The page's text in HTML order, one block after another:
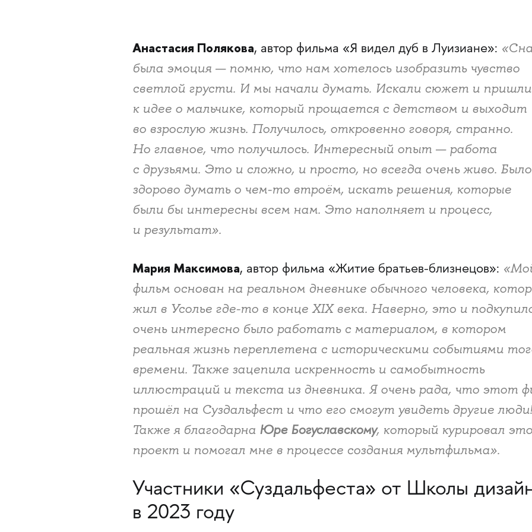
Анастасия Полякова, автор фильма «Я видел дуб в Луизиане»:
была эмоция — помню, что нам хотелось изобразить чувство
светлой грусти. И мы начали думать. Искали сюжет и пришли
к идее о мальчике, который прощается с детством и выходит
во взрослую жизнь. Получилось, откровенно говоря, странно.
Но главное, что получилось. Интересный опыт — работа
с друзьями. Это и сложно, и просто, но всегда очень живо. Было
здорово думать о чем-то втроём, искать решения, которые
были бы интересны всем нам. Это наполняет и процесс,
и результат».
Мария Максимова, автор фильма «Житие братьев-близнецов»:
фильм основан на реальном дневнике обычного человека,
жил в Усолье где-то в конце XIX века. Наверно, это и
очень интересно было работать с материалом, в котором
реальная жизнь переплетена с историческими событиями
времени. Также зацепила искренность и самобытность
иллюстраций и текста из дневника. Я очень рада, что этот
прошёл на Суздальфест и что его смогут увидеть другие люди!
Также я благодарна Юре Богуславскому, который курировал
проект и помогал мне в процессе создания мультфильма».
Участники «Суздальфеста» от Школы
в 2023 году